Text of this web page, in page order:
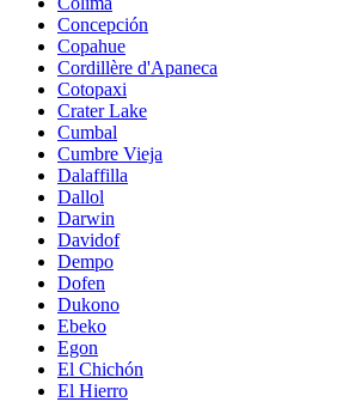
Concepción
Copahue
Cordillère d'Apaneca
Cotopaxi
Crater Lake
Cumbal
Cumbre Vieja
Dalaffilla
Dallol
Darwin
Davidof
Dempo
Dofen
Dukono
Ebeko
Egon
El Chichón
El Hierro